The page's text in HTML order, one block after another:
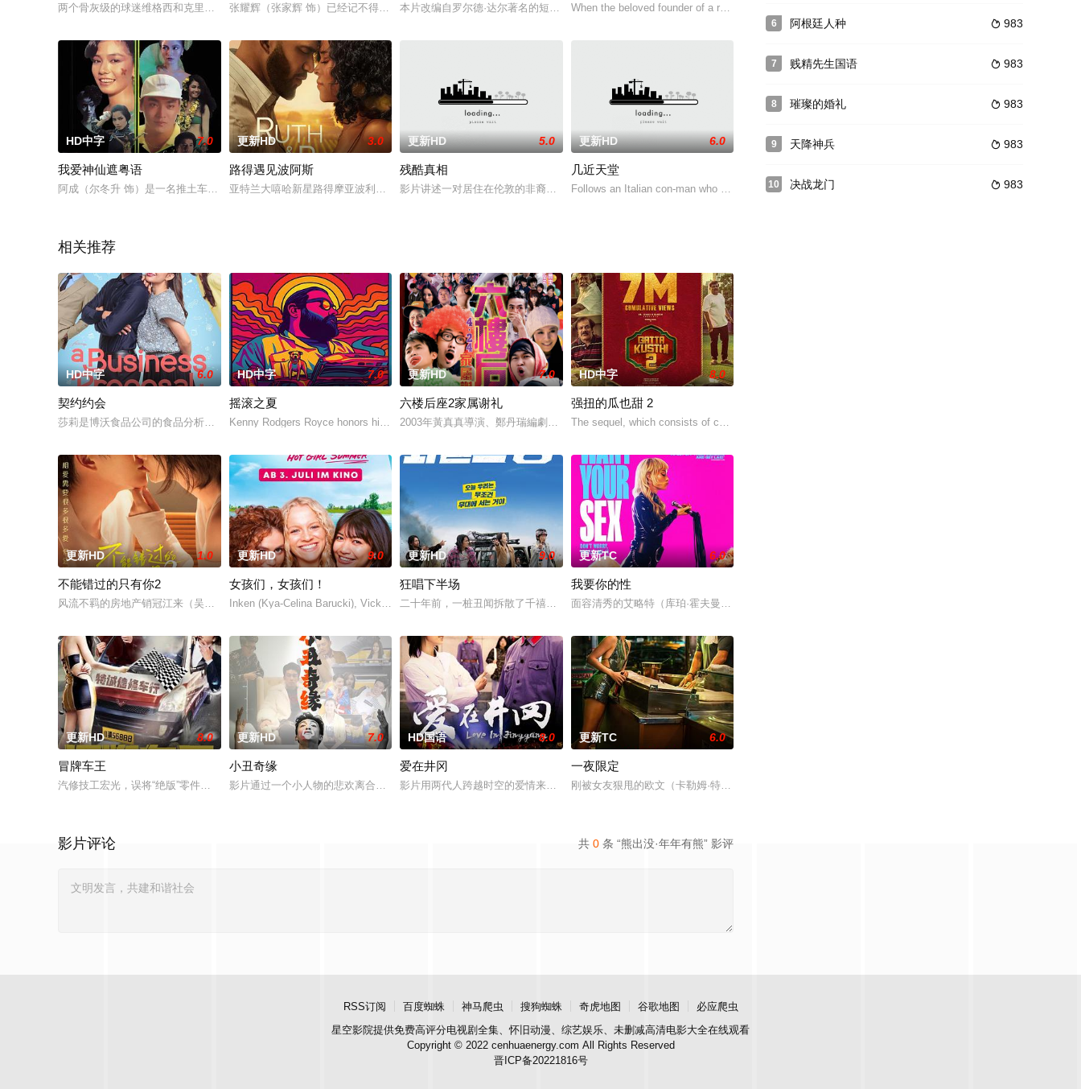
两个骨灰级的球迷维格西和克里夫，因足球队降级心生不满，激动之下俩人一起绑架了他们认为导致这一不公平决定的裁判……
张耀辉（张家辉 饰）已经记不得自己干了多少年卧底了，他唯一清楚的是，自己对这种遮遮掩掩躲躲藏藏的生活早已经忍无可忍。这一次，张耀辉和搭档阿
本片改编自罗尔德·达尔著名的短篇故事，讲述一名男子发现他的床上有一条毒蛇。
When the beloved founder of a run-down theater camp in upstate New Yo
HD中字 7.0
我爱神仙遮粤语
阿成（尔冬升 饰）是一名推土车司机，某日，他于误打误撞之中进入了一间古庙，遇见了善良美艳的油纸伞妖（钟楚红 饰），并在阴差阳错之中成为了她
更新HD 3.0
路得遇见波阿斯
亚特兰大嘻哈新星路得摩亚波利放下光鲜亮丽的生活，来到田纳西州乡下重新开始。她照顾和她像母女一样亲近的娜欧米，也遇见了心目中的理想男人。本片
更新HD 5.0
残酷真相
影片讲述一对居住在伦敦的非裔姐妹的故事，展现人性、情感的弱点和“残酷真相”。
更新HD 6.0
几近天堂
Follows an Italian con-man who pretends to be a prince and goes to Me
相关推荐
HD中字 6.0
契约约会
莎莉是博沃食品公司的食品分析师，如今陷入财务困境，她答应为挚友雅斯敏牵线搭桥，为她安排相亲。原来，雅斯敏的约会对象是乌塔玛，博沃食品公司的
HD中字 7.0
摇滚之夏
Kenny Rodgers Royce honors his late mother's legacy by following
更新HD 7.0
六楼后座2家属谢礼
2003年黃真真導演、鄭丹瑞編劇的喜劇《六樓后座》拍出香港新一代的愛情面面觀，其中「Truth orDare」大膽遊戲更表達時下年青人對於
HD中字 8.0
强扭的瓜也甜 2
The sequel, which consists of consecutive events following the film G
更新HD 1.0
不能错过的只有你2
风流不羁的房地产销冠江来（吴翊歌 饰），为利益化身“深情画家”，步步为营接近倔强女医生李梦（李萌萌 饰）。他算计利益得失，她却赌上了余生信
更新HD 9.0
女孩们，女孩们！
Inken (Kya-Celina Barucki), Vicky (Julia Novohradsky) und Lena (Nhung
更新HD 9.0
狂唱下半场
二十年前，一桩丑闻拆散了千禧年初期当红的韩国流行三人团体。如今，三人为了一场仅有一次的演出再度合体，前提是他们得克服接踵而来的重
更新TC 6.0
我要你的性
面容清秀的艾略特（库珀·霍夫曼 Cooper Hoffman 饰）在著名艺术家艾丽卡·特蕾西（奥利维亚·王尔德 Olivia
更新HD 8.0
冒牌车王
汽修技工宏光，误将“绝版”零件遗落盲女薛薇薇家中，为了找回丢失的东西，宏光无意中伪装成车王与薇薇进行交往，一场错位的爱情故事由此展开。
更新HD 7.0
小丑奇缘
影片通过一个小人物的悲欢离合，宣扬了树立正确的恋爱观生活观的必要性，鞭挞了追金，虚荣等错误的观念，让人在捧腹之余感受到人性人情之美。
HD国语 8.0
爱在井冈
影片用两代人跨越时空的爱情来演绎吉安老区人民的创业故事、幸福故事、追梦故事。脱贫不松劲，致富再出发。虽然父亲曾在家乡遭到爱情事业
更新TC 6.0
一夜限定
刚被女友狠甩的欧文（卡勒姆·特纳 饰）和满怀浪漫情怀和希望的艾莉（莫妮卡·巴巴罗 饰）或许是这座城市
共 0 条 “熊出没·年年有熊” 影评
影片评论
6  983
阿根廷人种
7  983
贱精先生国语
8  983
璀璨的婚礼
9  983
天降神兵
10  983
决战龙门
RSS订阅 百度蜘蛛 神马爬虫 搜狗蜘蛛 奇虎地图 谷歌地图
必应爬虫
星空影院提供免费高评分电视剧全集、怀旧动漫、综艺娱乐、未删减高清电影大全在线观看
Copyright © 2022 cenhuaenergy.com All Rights Reserved
晋ICP备20221816号